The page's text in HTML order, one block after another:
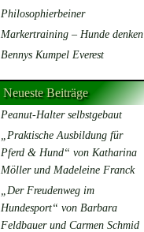
Philosophierbeiner
Markertraining – Hunde denken
Bennys Kumpel Everest
Neueste Beiträge
Peanut-Halter selbstgebaut
„Praktische Ausbildung für
Pferd & Hund“ von Katharina
Möller und Madeleine Franck
„Der Freudenweg im
Hundesport“ von Barbara
Feldbauer und Carmen Schmid